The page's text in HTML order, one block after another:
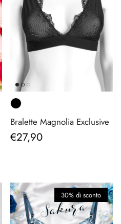
Bralette Magnolia Exclusive
Prezzo normale
€27,90
30% di sconto